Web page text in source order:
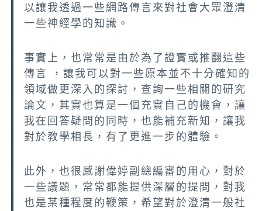
以讓我透過一些網路傳言來對社會大眾澄清
一些神經學的知識。
事實上，也常常是由於為了證實或推翻這些
傳言 ，讓我可以對一些原本並不十分確知的
領域做更深入的探討，查詢一些相關的研究
論文，其實也算是一個充實自己的機會，讓
我在回答疑問的同時，也能補充新知，讓我
對於教學相長，有了更進一步的體驗。
此外，也很感謝偉婷副總編審的用心，對於
一些議題，常常都能提供深層的提問，對我
也是某種程度的鞭策，希望對於澄清一般社